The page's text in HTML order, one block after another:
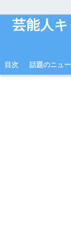
芸能人
目次 話題のニュ